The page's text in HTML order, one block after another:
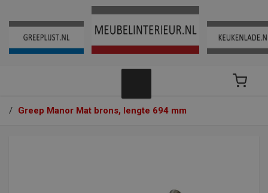
/ Greep Manor Mat brons, lengte 694 mm